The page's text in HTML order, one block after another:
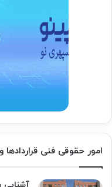
امور حقوقی فنی قراردادها